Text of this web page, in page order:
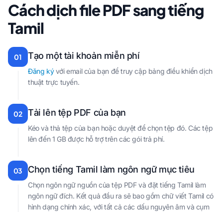
Cách dịch file PDF sang tiếng
Tamil
01 Tạo một tài khoản miễn phí
Đăng kývới email của bạn để truy cập bảng điều khiển dịch
thuật trực tuyến.
02 Tải lên tệp PDF của bạn
Kéo và thả tệp của bạn hoặc duyệt để chọn tệp đó. Các tệp
lên đến 1 GB được hỗ trợ trên các gói trả phí.
03 Chọn tiếng Tamil làm ngôn ngữ mục tiêu
Chọn ngôn ngữ nguồn của tệp PDF và đặt tiếng Tamil làm
ngôn ngữ đích. Kết quả đầu ra sẽ bao gồm chữ viết Tamil có
hình dạng chính xác, với tất cả các dấu nguyên âm và cụm